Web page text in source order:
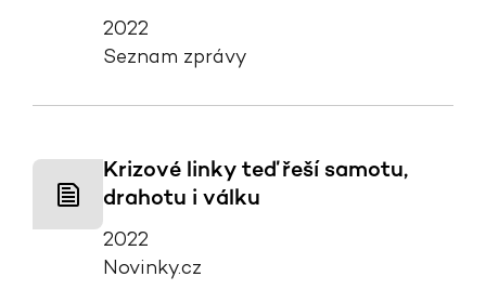
2022
Seznam zprávy
Krizové linky teď řeší samotu,
drahotu i válku
2022
Novinky.cz